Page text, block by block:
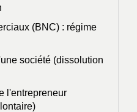
(BNC) : régime
société (dissolution
l'entrepreneur